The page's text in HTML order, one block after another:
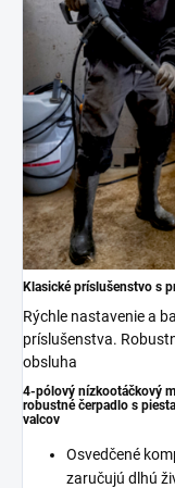
Klasické príslušenstvo s
Rýchle nastavenie a
príslušenstva.
obsluha
4-pólový nízkootáčkový
robustné čerpadlo s
valcov
Osvedčené
zaručujú dlhú